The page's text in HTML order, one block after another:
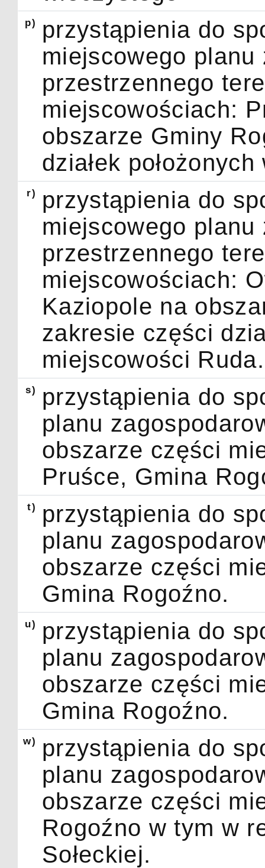
p)
przystąpienia do
miejscowego
przestrzennego
miejscowościach:
obszarze Gminy
działek
r)
przystąpienia do
miejscowego
przestrzennego
miejscowościach:
Kaziopole na
zakresie części
miejscowości Ruda.
s)
przystąpienia do
planu
obszarze części
Pruśce, Gmina
t)
przystąpienia do
planu
obszarze części
Gmina Rogoźno.
u)
przystąpienia do
planu
obszarze części
Gmina Rogoźno.
w)
przystąpienia do
planu
obszarze części
Rogoźno w tym w
Sołeckiej.